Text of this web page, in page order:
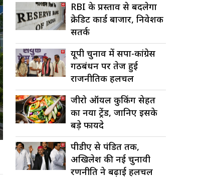
RBI के प्रस्ताव से बदलेगा
क्रेडिट कार्ड बाजार, निवेशक
सतर्क
यूपी चुनाव में सपा-कांग्रेस
गठबंधन पर तेज हुई
राजनीतिक हलचल
जीरो ऑयल कुकिंग सेहत
का नया ट्रेंड, जानिए इसके
बड़े फायदे
पीडीए से पंडित तक,
अखिलेश की नई चुनावी
रणनीति ने बढ़ाई हलचल